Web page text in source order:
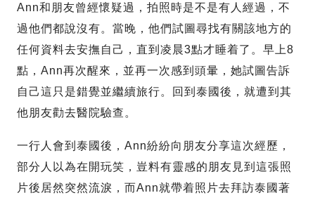
Ann和朋友曾經懷疑過，拍照時是不是有人經過，不
過他們都說沒有。當晚，他們試圖尋找有關該地方的
任何資料去安撫自己，直到凌晨3點才睡着了。早上8
點，Ann再次醒來，並再一次感到頭暈，她試圖告訴
自己這只是錯覺並繼續旅行。回到泰國後，就遭到其
他朋友勸去醫院驗查。
一行人會到泰國後，Ann紛紛向朋友分享這次經歷，
部分人以為在開玩笑，豈料有靈感的朋友見到這張照
片後居然突然流淚，而Ann就帶着照片去拜訪泰國著